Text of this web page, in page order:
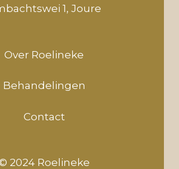
1, Joure
Over Roelineke
Behandelingen
Contact
2024 Roelineke